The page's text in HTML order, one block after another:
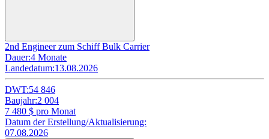
2nd Engineer zum Schiff Bulk Carrier
Dauer:4 Monate
Landedatum:13.08.2026
DWT:54 846
Baujahr:2 004
7 480 $ pro Monat
Datum der Erstellung/Aktualisierung:
07.08.2026